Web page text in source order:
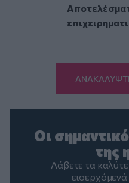
Οι
της
Λάβετε τα